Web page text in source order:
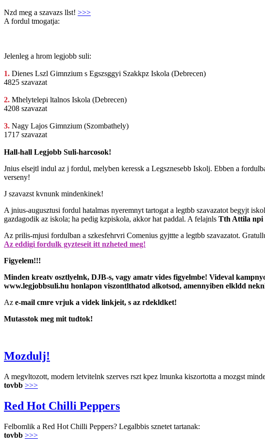
Nzd meg a szavazs llst! >>>
A fordul tmogatja:
Jelenleg a hrom legjobb suli:
1. Dienes Lszl Gimnzium s Egszsggyi Szakkpz Iskola (Debrecen)
4825 szavazat
2. Mhelytelepi ltalnos Iskola (Debrecen)
4208 szavazat
3. Nagy Lajos Gimnzium (Szombathely)
1717 szavazat
Hall-hall Legjobb Suli-harcosok!
Jnius elsejtl indul az j fordul, melyben keressk a Legsznesebb Iskolj. Ebben a
verseny!
J szavazst kvnunk mindenkinek!
A jnius-augusztusi fordul hatalmas nyeremnyt tartogat a legtbb szavazatot begyjt
gazdagodik az iskola; ha pedig kzpiskola, akkor hat paddal. A felajnls Tth Attila npi
Az prilis-mjusi fordulban a szkesfehrvri Comenius gyjttte a legtbb szavazatot.
Az eddigi fordulk gyzteseit itt nzheted meg!
Figyelem!!!
Minden kreatv osztlyelnk, DJB-s, vagy amatr vides figyelmbe! Videval
www.legjobbsuli.hu honlapon viszontlthatod alkotsod, amennyiben elkldd
Az e-mail cmre vrjuk a videk linkjeit, s az rdekldket!
Mutasstok meg mit tudtok!
Mozdulj!
A megvltozott, modern letvitelnk szerves rszt kpez lmunka kiszortotta a mozgst
tovbb >>>
Red Hot Chilli Peppers
Felbomlik a Red Hot Chilli Peppers? Legalbbis sznetet tartanak:
tovbb >>>